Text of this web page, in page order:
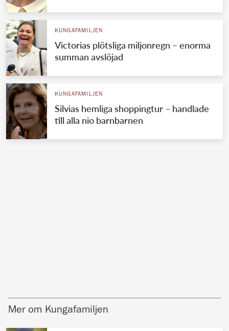
KUNGAFAMILJEN
Victorias plötsliga miljonregn – enorma
summan avslöjad
KUNGAFAMILJEN
Silvias hemliga shoppingtur – handlade
till alla nio barnbarnen
Mer om Kungafamiljen